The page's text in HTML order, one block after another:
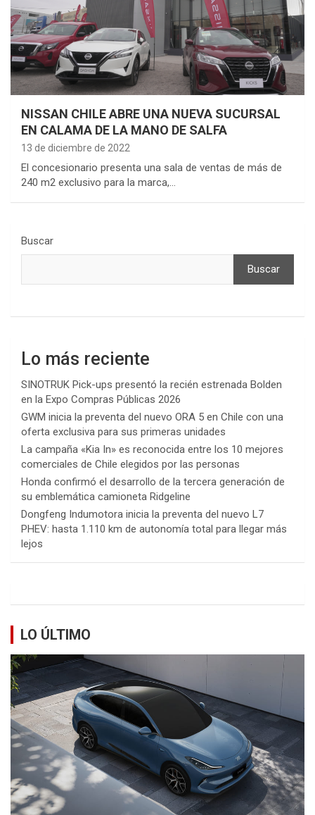
NISSAN CHILE ABRE UNA NUEVA SUCURSAL
EN CALAMA DE LA MANO DE SALFA
13 de diciembre de 2022
El concesionario presenta una sala de ventas de más de
240 m2 exclusivo para la marca,…
Buscar
Buscar
Lo más reciente
SINOTRUK Pick-ups presentó la recién estrenada Bolden
en la Expo Compras Públicas 2026
GWM inicia la preventa del nuevo ORA 5 en Chile con una
oferta exclusiva para sus primeras unidades
La campaña «Kia In» es reconocida entre los 10 mejores
comerciales de Chile elegidos por las personas
Honda confirmó el desarrollo de la tercera generación de
su emblemática camioneta Ridgeline
Dongfeng Indumotora inicia la preventa del nuevo L7
PHEV: hasta 1.110 km de autonomía total para llegar más
lejos
LO ÚLTIMO